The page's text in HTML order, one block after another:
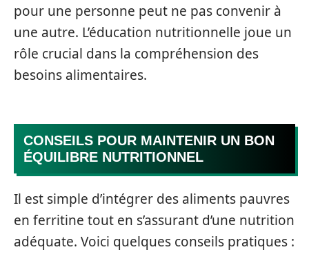
pour une personne peut ne pas convenir à
une autre. L’éducation nutritionnelle joue un
rôle crucial dans la compréhension des
besoins alimentaires.
CONSEILS POUR MAINTENIR UN BON
ÉQUILIBRE NUTRITIONNEL
Il est simple d’intégrer des aliments pauvres
en ferritine tout en s’assurant d’une nutrition
adéquate. Voici quelques conseils pratiques :